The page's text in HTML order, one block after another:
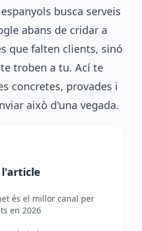
busca serveis
abans de cridar a
que falten clients, sinó
troben a tu. Ací te
concretes, provades i
això d'una vegada.
és el millor canal per
en 2026